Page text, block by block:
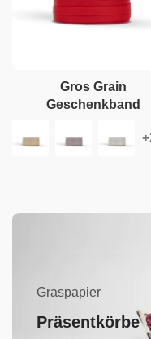
Gros Grain
Geschenkband
Graspapier
Präsentkörbe